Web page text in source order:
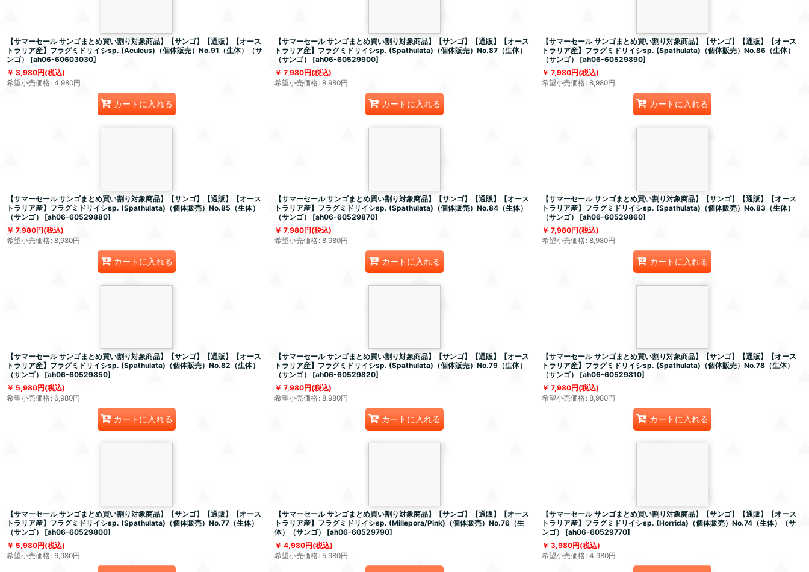
【サマーセール サンゴまとめ買い割り対象商品】【サンゴ】【通販】【オース
トラリア産】フラグミドリイシsp. (Aculeus)（個体販売）No.91（生体）（サ
ンゴ）
[ah06-60603030]
3,980円(税込)
希望小売価格: 4,980円
カートに入れる
【サマーセール サンゴまとめ買い割り対象商品】【サンゴ】【通販】【オース
トラリア産】フラグミドリイシsp. (Spathulata)（個体販売）No.87（生体）
（サンゴ）
[ah06-60529900]
7,980円(税込)
希望小売価格: 8,980円
カートに入れる
【サマーセール サンゴまとめ買い割り対象商品】【サンゴ】【通販】【オース
トラリア産】フラグミドリイシsp. (Spathulata)（個体販売）No.86（生体）
（サンゴ）
[ah06-60529890]
7,980円(税込)
希望小売価格: 8,980円
カートに入れる
【サマーセール サンゴまとめ買い割り対象商品】【サンゴ】【通販】【オース
トラリア産】フラグミドリイシsp. (Spathulata)（個体販売）No.85（生体）
（サンゴ）
[ah06-60529880]
7,980円(税込)
希望小売価格: 8,980円
カートに入れる
【サマーセール サンゴまとめ買い割り対象商品】【サンゴ】【通販】【オース
トラリア産】フラグミドリイシsp. (Spathulata)（個体販売）No.84（生体）
（サンゴ）
[ah06-60529870]
7,980円(税込)
希望小売価格: 8,980円
カートに入れる
【サマーセール サンゴまとめ買い割り対象商品】【サンゴ】【通販】【オース
トラリア産】フラグミドリイシsp. (Spathulata)（個体販売）No.83（生体）
（サンゴ）
[ah06-60529860]
7,980円(税込)
希望小売価格: 8,980円
カートに入れる
【サマーセール サンゴまとめ買い割り対象商品】【サンゴ】【通販】【オース
トラリア産】フラグミドリイシsp. (Spathulata)（個体販売）No.82（生体）
（サンゴ）
[ah06-60529850]
5,980円(税込)
希望小売価格: 6,980円
カートに入れる
【サマーセール サンゴまとめ買い割り対象商品】【サンゴ】【通販】【オース
トラリア産】フラグミドリイシsp. (Spathulata)（個体販売）No.79（生体）
（サンゴ）
[ah06-60529820]
7,980円(税込)
希望小売価格: 8,980円
カートに入れる
【サマーセール サンゴまとめ買い割り対象商品】【サンゴ】【通販】【オース
トラリア産】フラグミドリイシsp. (Spathulata)（個体販売）No.78（生体）
（サンゴ）
[ah06-60529810]
7,980円(税込)
希望小売価格: 8,980円
カートに入れる
【サマーセール サンゴまとめ買い割り対象商品】【サンゴ】【通販】【オース
トラリア産】フラグミドリイシsp. (Spathulata)（個体販売）No.77（生体）
（サンゴ）
[ah06-60529800]
5,980円(税込)
希望小売価格: 6,980円
【サマーセール サンゴまとめ買い割り対象商品】【サンゴ】【通販】【オース
トラリア産】フラグミドリイシsp. (Millepora/Pink)（個体販売）No.76（生
体）（サンゴ）
[ah06-60529790]
4,980円(税込)
希望小売価格: 5,980円
【サマーセール サンゴまとめ買い割り対象商品】【サンゴ】【通販】【オース
トラリア産】フラグミドリイシsp. (Horrida)（個体販売）No.74（生体）（サ
ンゴ）
[ah06-60529770]
3,980円(税込)
希望小売価格: 4,980円